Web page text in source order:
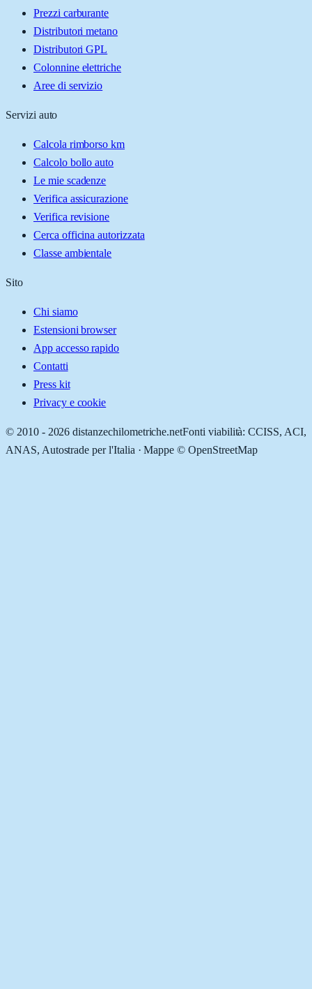
Prezzi carburante
Distributori metano
Distributori GPL
Colonnine elettriche
Aree di servizio
Servizi auto
Calcola rimborso km
Calcolo bollo auto
Le mie scadenze
Verifica assicurazione
Verifica revisione
Cerca officina autorizzata
Classe ambientale
Sito
Chi siamo
Estensioni browser
App accesso rapido
Contatti
Press kit
Privacy e cookie
© 2010 - 2026 distanzechilometriche.netFonti viabilità: CCISS, ACI,
ANAS, Autostrade per l'Italia · Mappe © OpenStreetMap